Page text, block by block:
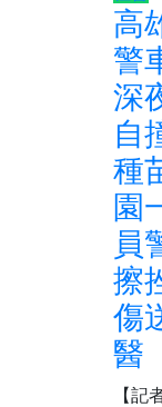
高
警
深
自
種
園
員
擦
傷
醫
【記